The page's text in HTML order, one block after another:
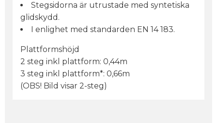
Stegsidorna är utrustade med syntetiska
glidskydd.
I enlighet med standarden EN 14 183.
Plattformshöjd
2 steg inkl plattform: 0,44m
3 steg inkl plattform*: 0,66m
(OBS! Bild visar 2-steg)